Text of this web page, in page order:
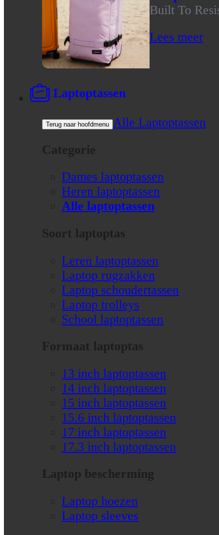
Built To
Lees meer
Laptoptassen
Terug naar hoofdmenu Alle Laptoptassen
Categorie
Dames laptoptassen
Heren laptoptassen
Alle laptoptassen
Soort laptoptas
Leren laptoptassen
Laptop rugzakken
Laptop schoudertassen
Laptop trolleys
School laptoptassen
Formaat laptoptas
13 inch laptoptassen
14 inch laptoptassen
15 inch laptoptassen
15.6 inch laptoptassen
17 inch laptoptassen
17.3 inch laptoptassen
Laptop bescherming
Laptop hoezen
Laptop sleeves